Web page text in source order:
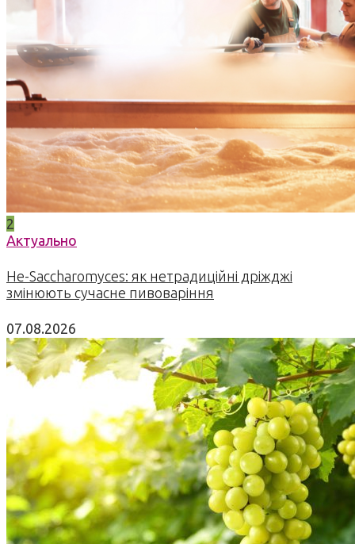
2
Актуально
Не-Saccharomyces: як нетрадиційні дріжджі
змінюють сучасне пивоваріння
07.08.2026